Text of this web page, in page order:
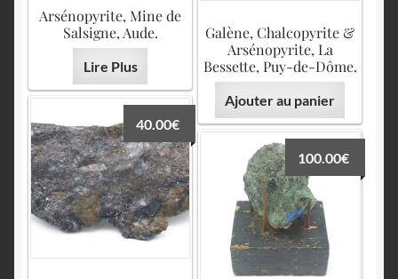
Arsénopyrite, Mine de
Salsigne, Aude.
Lire Plus
Galène, Chalcopyrite &
Arsénopyrite, La
Bessette, Puy-de-Dôme.
Ajouter au panier
40.00€
100.00€